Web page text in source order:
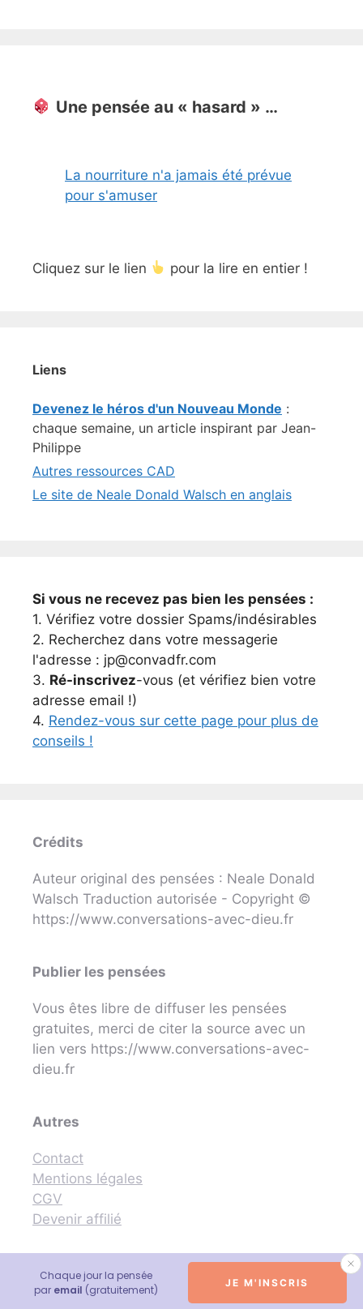
Une pensée au « hasard » …
La nourriture n'a jamais été prévue
pour s'amuser
Cliquez sur le lien pour la lire en entier !
Liens
Devenez le héros d'un Nouveau Monde :
chaque semaine, un article inspirant par Jean-
Philippe
Autres ressources CAD
Le site de Neale Donald Walsch en anglais
Si vous ne recevez pas bien les pensées :
1. Vérifiez votre dossier Spams/indésirables
2. Recherchez dans votre messagerie
l'adresse : jp@convadfr.com
3. Ré-inscrivez-vous (et vérifiez bien votre
adresse email !)
4. Rendez-vous sur cette page pour plus de
conseils !
Crédits
Auteur original des pensées : Neale Donald
Walsch Traduction autorisée - Copyright ©
https://www.conversations-avec-dieu.fr
Publier les pensées
Vous êtes libre de diffuser les pensées
gratuites, merci de citer la source avec un
lien vers https://www.conversations-avec-
dieu.fr
Autres
Contact
Mentions légales
CGV
Devenir affilié
© 2026 Conversations avec Dieu - Neale Donald Walsch
Chaque jour la pensée
par email (gratuitement) JE M'INSCRIS